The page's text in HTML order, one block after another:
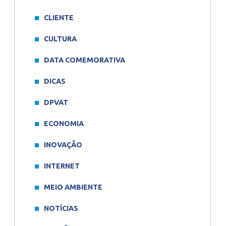
CLIENTE
CULTURA
DATA COMEMORATIVA
DICAS
DPVAT
ECONOMIA
INOVAÇÃO
INTERNET
MEIO AMBIENTE
NOTÍCIAS